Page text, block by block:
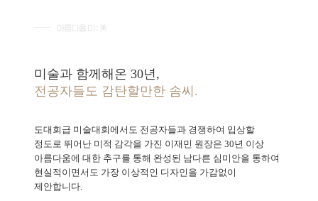
미술과 함께해온 30년,
전공자들도 감탄할만한 솜씨.
도대회급 미술대회에서도 전공자들과 경쟁하여 입상할
정도로 뛰어난 미적 감각을 가진 이재민 원장은 30년 이상
아름다움에 대한 추구를 통해 완성된 남다른 심미안을 통하여
현실적이면서도 가장 이상적인 디자인을 가감없이
제안합니다.